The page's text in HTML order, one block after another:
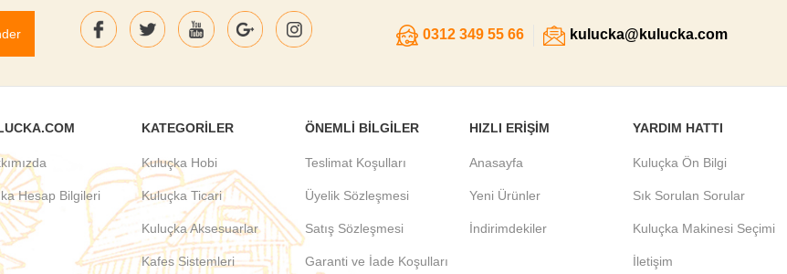
0312 349 55 66 kulucka@kulucka.com
Hesap Bilgileri
KATEGORILER
Kuluçka Hobi
Kuluçka Ticari
Kuluçka Aksesuarlar
Kafes Sistemleri
ÖNEMLI BILGILER
Teslimat Koşulları
Üyelik Sözleşmesi
Satış Sözleşmesi
Garanti ve İade Koşulları
HIZLI ERIŞIM
Anasayfa
Yeni Ürünler
İndirimdekiler
YARDIM HATTI
Kuluçka Ön Bilgi
Sık Sorulan Sorular
Kuluçka Makinesi Seçimi
İletişim